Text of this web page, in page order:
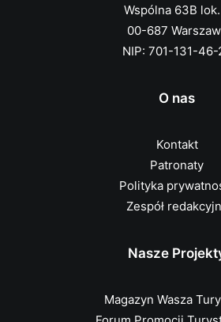
Wspólna 63B
00-687
NIP: 701-131-46-
O nas
Kontakt
Patronaty
Polityka
Zespół
Nasze
Magazyn Wasza